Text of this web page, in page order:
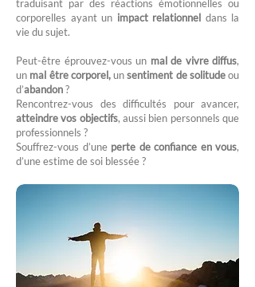
traduisant par des réactions émotionnelles ou
corporelles ayant un impact relationnel dans la
vie du sujet.
Peut-être éprouvez-vous un mal de vivre diffus,
un mal être corporel,unsentiment de solitudeou
d’abandon?
Rencontrez-vous des difficultés pour avancer,
atteindre vos objectifs, aussi bien personnels que
professionnels ?
Souffrez-vous d’une perte de confiance en vous,
d’une estime de soi blessée ?​​